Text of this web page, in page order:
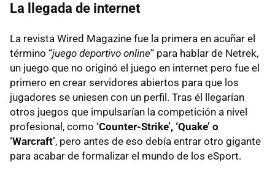
La llegada de internet
La revista Wired Magazine fue la primera en acuñar el
término “juego deportivo online” para hablar de Netrek,
un juego que no originó el juego en internet pero fue el
primero en crear servidores abiertos para que los
jugadores se uniesen con un perfil. Tras él llegarían
otros juegos que impulsarían la competición a nivel
profesional, como ‘Counter-Strike’, ‘Quake’ o
‘Warcraft’, pero antes de eso debía entrar otro gigante
para acabar de formalizar el mundo de los eSport.